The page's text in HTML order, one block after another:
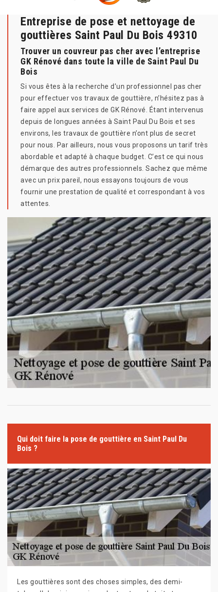
Entreprise de pose et nettoyage de
gouttières Saint Paul Du Bois 49310
Trouver un couvreur pas cher avec l’entreprise
GK Rénové dans toute la ville de Saint Paul Du
Bois
Si vous êtes à la recherche d’un professionnel pas cher
pour effectuer vos travaux de gouttière, n’hésitez pas à
faire appel aux services de GK Rénové. Étant intervenus
depuis de longues années à Saint Paul Du Bois et ses
environs, les travaux de gouttière n’ont plus de secret
pour nous. Par ailleurs, nous vous proposons un tarif très
abordable et adapté à chaque budget. C’est ce qui nous
démarque des autres professionnels. Sachez que même
avec un prix pareil, nous essayons toujours de vous
fournir une prestation de qualité et correspondant à vos
attentes.
Qui doit faire la pose de gouttière en Saint Paul Du
Bois ?
Les gouttières sont des choses simples, des demi-